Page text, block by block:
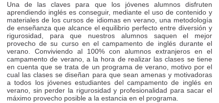
Una de las claves para que los jóvenes alumnos disfruten
aprendiendo inglés es conseguir, mediante el uso de contenido y
materiales de los cursos de idiomas en verano, una metodología
de enseñanza que alcance el equilibrio perfecto entre diversión y
rigurosidad, para que nuestros alumnos saquen el mejor
provecho de su curso en el campamento de inglés durante el
verano. Conviviendo al 100% con alumnos extranjeros en el
campamento de verano, a la hora de realizar las clases se tiene
en cuenta que se trata de un programa de verano, motivo por el
cual las clases se diseñan para que sean amenas y motivadoras
a todos los jóvenes estudiantes del campamento de inglés en
verano, sin perder la rigurosidad y profesionalidad para sacar el
máximo provecho posible a la estancia en el programa.